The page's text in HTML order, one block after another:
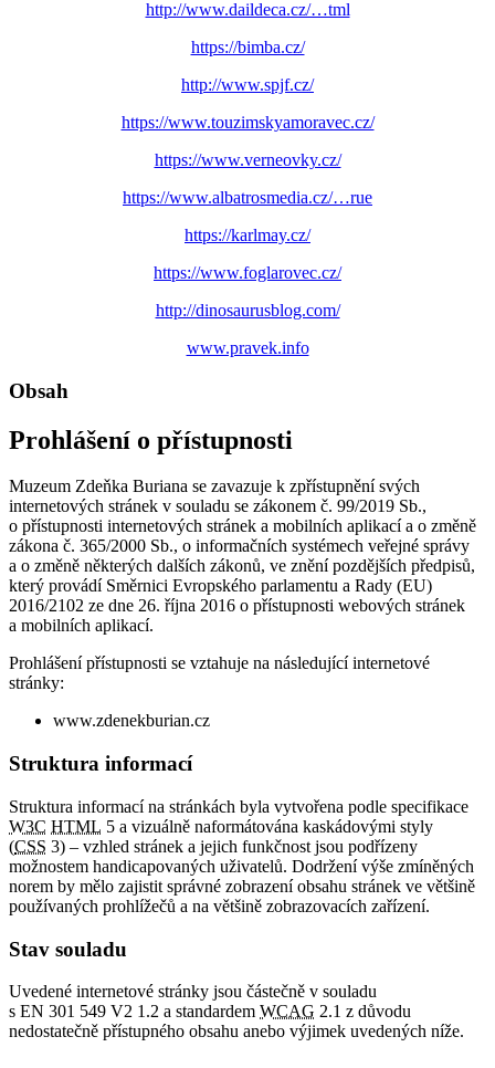
http://www.daildeca.cz/…tml
https://bimba.cz/
http://www.spjf.cz/
https://www.touzimskyamoravec.cz/
https://www.verneovky.cz/
https://www.albatrosmedia.cz/…rue
https://karlmay.cz/
https://www.foglarovec.cz/
http://dinosaurusblog.com/
www.pravek.info
Obsah
Prohlášení o přístupnosti
Muzeum Zdeňka Buriana se zavazuje k zpřístupnění svých
internetových stránek v souladu se zákonem č. 99/2019 Sb.,
o přístupnosti internetových stránek a mobilních aplikací a o změně
zákona č. 365/2000 Sb., o informačních systémech veřejné správy
a o změně některých dalších zákonů, ve znění pozdějších předpisů,
který provádí Směrnici Evropského parlamentu a Rady (EU)
2016/2102 ze dne 26. října 2016 o přístupnosti webových stránek
a mobilních aplikací.
Prohlášení přístupnosti se vztahuje na následující internetové
stránky:
www.zdenekburian.cz
Struktura informací
Struktura informací na stránkách byla vytvořena podle specifikace
W3C HTML 5 a vizuálně naformátována kaskádovými styly
(CSS 3) – vzhled stránek a jejich funkčnost jsou podřízeny
možnostem handicapovaných uživatelů. Dodržení výše zmíněných
norem by mělo zajistit správné zobrazení obsahu stránek ve většině
používaných prohlížečů a na většině zobrazovacích zařízení.
Stav souladu
Uvedené internetové stránky jsou částečně v souladu
s EN 301 549 V2 1.2 a standardem WCAG 2.1 z důvodu
nedostatečně přístupného obsahu anebo výjimek uvedených níže.